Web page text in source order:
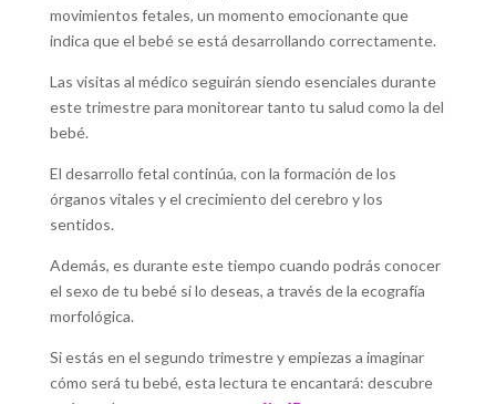
movimientos fetales, un momento emocionante que
indica que el bebé se está desarrollando correctamente.
Las visitas al médico seguirán siendo esenciales durante
este trimestre para monitorear tanto tu salud como la del
bebé.
El desarrollo fetal continúa, con la formación de los
órganos vitales y el crecimiento del cerebro y los
sentidos.
Además, es durante este tiempo cuando podrás conocer
el sexo de tu bebé si lo deseas, a través de la ecografía
morfológica.
Si estás en el segundo trimestre y empiezas a imaginar
cómo será tu bebé, esta lectura te encantará: descubre